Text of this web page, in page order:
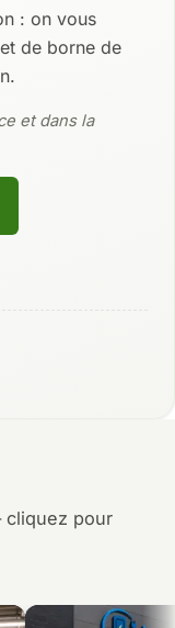
: on vous
de borne de
et dans la
cliquez pour